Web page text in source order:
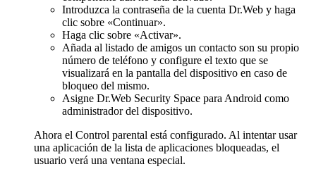
Introduzca la contraseña de la cuenta Dr.Web y haga
clic sobre «Continuar».
Haga clic sobre «Activar».
Añada al listado de amigos un contacto son su propio
número de teléfono y configure el texto que se
visualizará en la pantalla del dispositivo en caso de
bloqueo del mismo.
Asigne Dr.Web Security Space para Android como
administrador del dispositivo.
Ahora el Control parental está configurado. Al intentar usar
una aplicación de la lista de aplicaciones bloqueadas, el
usuario verá una ventana especial.